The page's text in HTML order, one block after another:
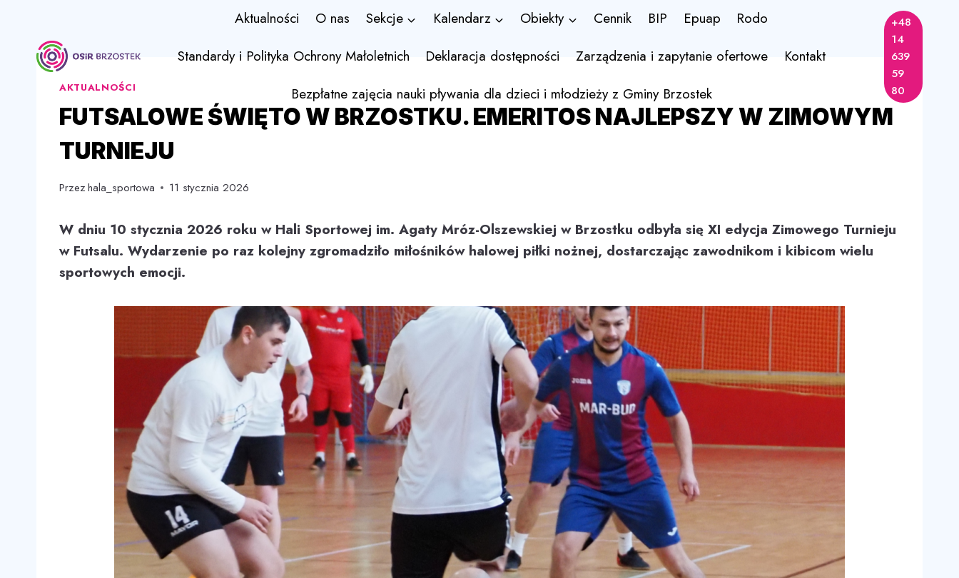
Aktualności O nas Sekcje Kalendarz Obiekty Cennik BIP Epuap
Rodo
Standardy i Polityka Ochrony Małoletnich
Deklaracja dostępności Zarządzenia i zapytanie ofertowe
Kontakt
Bezpłatne zajęcia nauki pływania dla dzieci i młodzieży z Gminy Brzostek
+48
14
639
59
80
AKTUALNOŚCI
FUTSALOWE ŚWIĘTO W BRZOSTKU. EMERITOS NAJLEPSZY W ZIMOWYM
TURNIEJU
Przezhala_sportowa 11 stycznia 2026
W dniu 10 stycznia 2026 roku w Hali Sportowej im. Agaty Mróz-Olszewskiej w Brzostku odbyła się XI edycja Zimowego Turnieju
w Futsalu. Wydarzenie po raz kolejny zgromadziło miłośników halowej piłki nożnej, dostarczając zawodnikom i kibicom wielu
sportowych emocji.